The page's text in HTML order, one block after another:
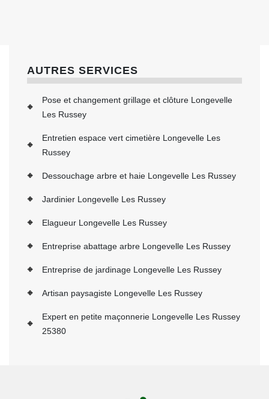
AUTRES SERVICES
Pose et changement grillage et clôture Longevelle
Les Russey
Entretien espace vert cimetière Longevelle Les
Russey
Dessouchage arbre et haie Longevelle Les Russey
Jardinier Longevelle Les Russey
Elagueur Longevelle Les Russey
Entreprise abattage arbre Longevelle Les Russey
Entreprise de jardinage Longevelle Les Russey
Artisan paysagiste Longevelle Les Russey
Expert en petite maçonnerie Longevelle Les Russey
25380